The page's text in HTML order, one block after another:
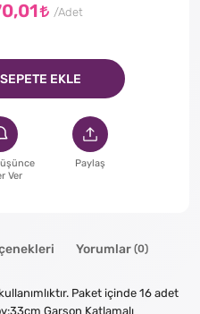
SEPETE EKLE
Ver
Paylaş
Yorumlar (0)
Paket içinde 16 adet
Garson Katlamalı